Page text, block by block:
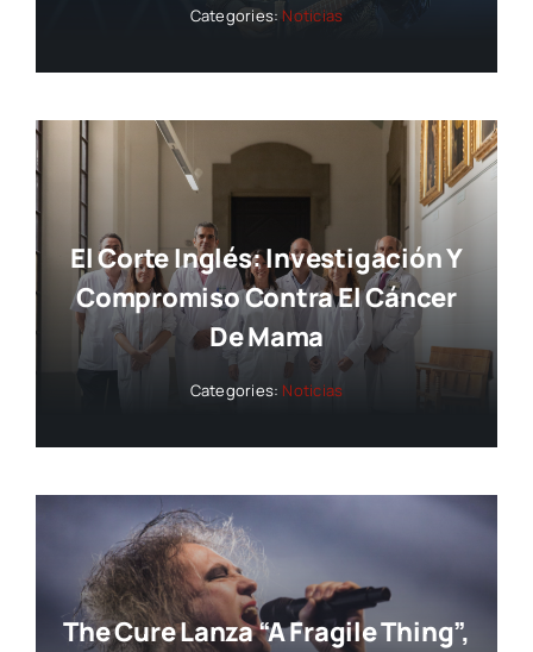
Categories: Noticias
El Corte Inglés: Investigación Y
Compromiso Contra El Cáncer
De Mama
Categories: Noticias
The Cure Lanza “A Fragile Thing”,